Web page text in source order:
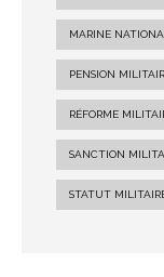
MARINE
PENSION
RÉFORME
SANCTION
STATUT